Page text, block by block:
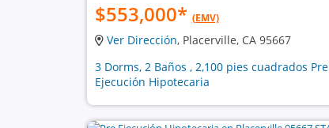
$553,000* (EMV)
Ver Dirección, Placerville, CA 95667
3 Dorms, 2 Baños , 2,100 pies cuadrados Pre
Ejecución Hipotecaria